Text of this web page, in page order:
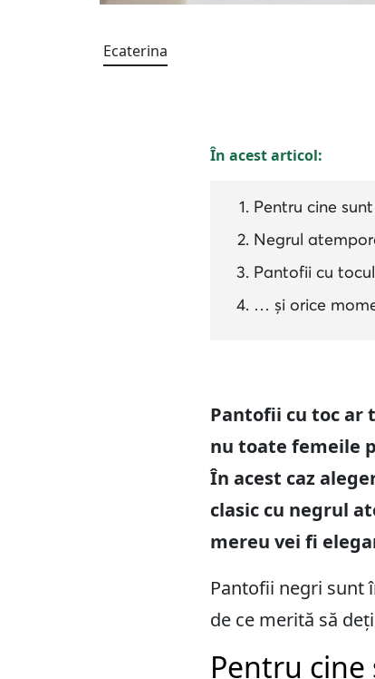
Ecaterina
În acest articol:
Pentru cine
Negrul
Pantofii cu
… și orice
Pantofii cu toc ar
nu toate femeile
În acest caz
clasic cu negrul
mereu vei fi
Pantofii negri sunt
de ce merită să
Pentru